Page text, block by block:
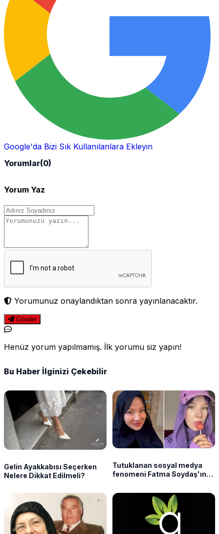
Google'da Bizi Sık Kullanılanlara Ekleyin
Yorumlar(0)
Yorum Yaz
Yorumunuz onaylandıktan sonra yayınlanacaktır.
Gönder
Henüz yorum yapılmamış. İlk yorumu siz yapın!
Bu Haber İlginizi Çekebilir
Gelin Ayakkabısı Seçerken
Nelere Dikkat Edilmeli?
Tutuklanan sosyal medya
fenomeni Fatma Soydaş'ın